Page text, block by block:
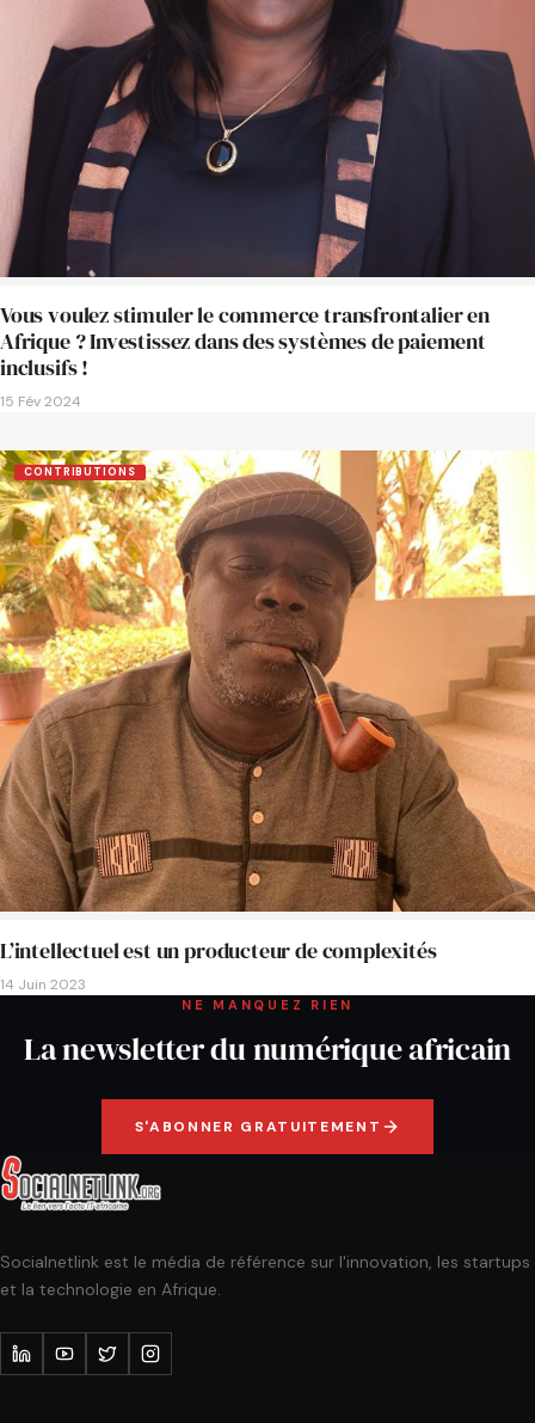
Vous voulez stimuler le commerce transfrontalier en
Afrique ? Investissez dans des systèmes de paiement
inclusifs !
15 Fév 2024
CONTRIBUTIONS
L’intellectuel est un producteur de complexités
14 Juin 2023
NE MANQUEZ RIEN
La newsletter du numérique africain
S'ABONNER GRATUITEMENT
Socialnetlink est le média de référence sur l'innovation, les startups
et la technologie en Afrique.